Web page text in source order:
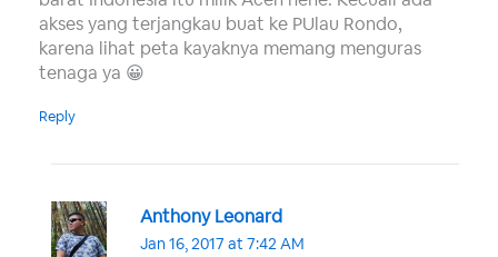
akses yang terjangkau buat ke PUlau Rondo,
karena lihat peta kayaknya memang menguras
tenaga ya 😀
Reply
Anthony Leonard
Jan 16, 2017 at 7:42 AM